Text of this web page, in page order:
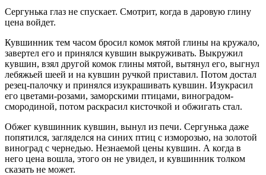
Сергунька глаз не спускает. Смотрит, когда в даровую глину
цена войдет.
Кувшинник тем часом бросил комок мятой глины на кружало,
завертел его и принялся кувшин выкруживать. Выкружил
кувшин, взял другой комок глины мятой, вытянул его, выгнул
лебяжьей шеей и на кувшин ручкой приставил. Потом достал
резец-палочку и принялся изукрашивать кувшин. Изукрасил
его цветами-розами, заморскими птицами, виноградом-
смородиной, потом раскрасил кисточкой и обжигать стал.
Обжег кувшинник кувшин, вынул из печи. Сергунька даже
попятился, загляделся на синих птиц с изморозью, на золотой
виноград с чернедью. Незнаемой цены кувшин. А когда в
него цена вошла, этого он не увидел, и кувшинник толком
сказать не может.